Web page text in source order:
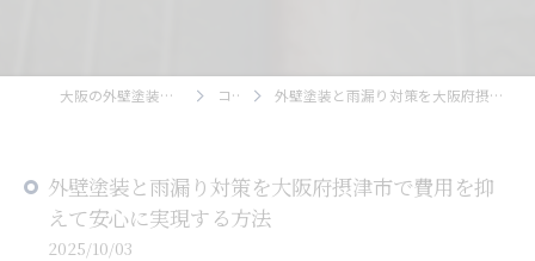
大阪の外壁塗装ならエンタープライズ コラム 外壁塗装と雨漏り対策を大阪府摂津市で費用を抑えて安心に実現する方法
外壁塗装と雨漏り対策を大阪府摂津市で費用を抑
えて安心に実現する方法
2025/10/03